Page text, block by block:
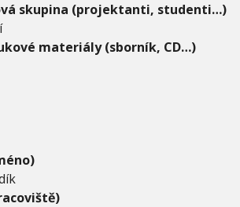
skupina (projektanti, studenti…)
materiály (sborník, CD…)